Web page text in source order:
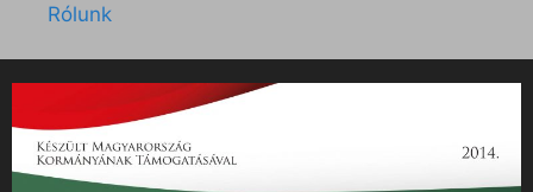
Rólunk